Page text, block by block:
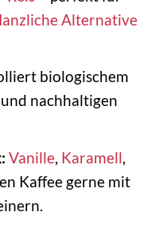
Alternative
biologischem
nachhaltigen
Vanille, Karamell,
Kaffee gerne mit